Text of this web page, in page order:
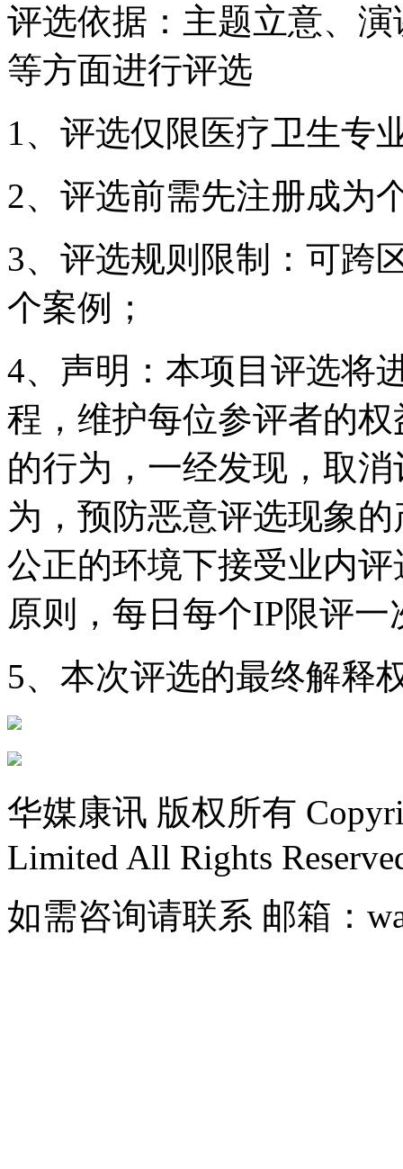
评选依据 ：主题立意、
等方面进行评选
1、评选仅限医疗卫生专
2、评选前需先注册成为
3、 评选规则限制
：可跨
个案例；
4、 声明 ：本项目评选将
程，维护每位参评者的
的行为，一经发现，取
为，预防恶意评选现象
公正的环境下接受业内
原则，每日每个IP限评一
5、本次评选的最终解释
华媒康讯 版权所有
Limited All Rights
如需咨询请联系 邮箱：